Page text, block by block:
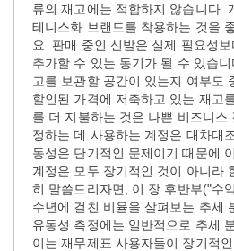
류의 재고에는 적합하지 않습니다.
테니스화 브랜드를 착용하는 것을
요. 판매 중인 신발은 실제 필요성
추가할 수 있는 동기가 될 수 있습
고를 보관할 공간이 있는지 여부도
할인된 가격에 저축하고 있는 재고
를 더 지불하는 것은 나쁜 비즈니스
정하는 데 사용하는 계정은 대차대
동성은 단기적인 문제이기 때문에
계정은 모두 장기적인 것이 아니라
히 말씀드리자면, 이 장 후반부("수
수년에 걸친 비율을 살펴보는 추세
유동성 측정에는 일반적으로 추세
이는 재무제표 사용자들이 장기적